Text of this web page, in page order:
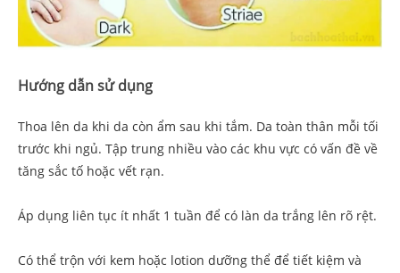
Hướng dẫn sử dụng
Thoa lên da khi da còn ẩm sau khi tắm. Da toàn thân mỗi tối
trước khi ngủ. Tập trung nhiều vào các khu vực có vấn đề về
tăng sắc tố hoặc vết rạn.
Áp dụng liên tục ít nhất 1 tuần để có làn da trắng lên rõ rệt.
Có thể trộn với kem hoặc lotion dưỡng thể để tiết kiệm và